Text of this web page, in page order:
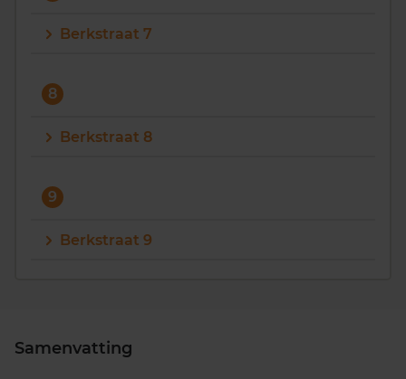
Berkstraat 7
8
Berkstraat 8
9
Berkstraat 9
Samenvatting